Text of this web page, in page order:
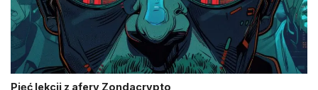
Pięć lekcji z afery Zondacrypto